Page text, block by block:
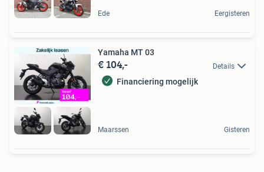
Ede Eergisteren
Yamaha MT 03
€ 104,- Details
Financiering mogelijk
Maarssen Gisteren